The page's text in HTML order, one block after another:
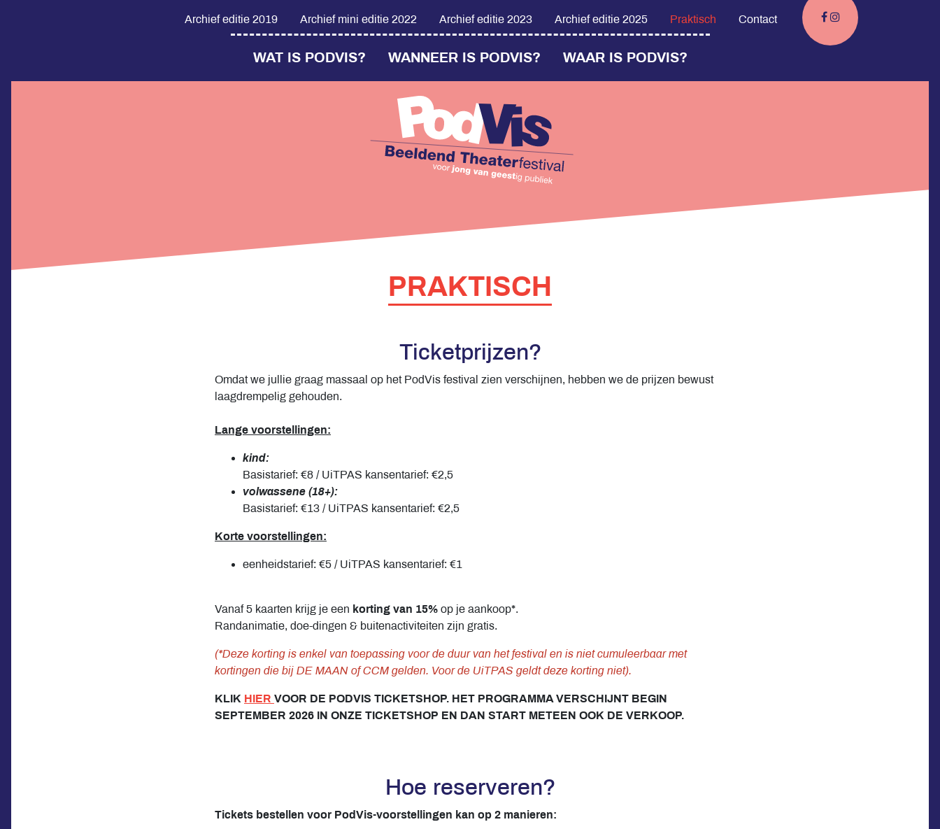
Archief editie 2019 Archief mini editie 2022 Archief editie 2023 Archief editie 2025 Praktisch Contact
WAT IS PODVIS? WANNEER IS PODVIS? WAAR IS PODVIS?
PRAKTISCH
Ticketprijzen?
Omdat we jullie graag massaal op het PodVis festival zien verschijnen, hebben we de prijzen bewust
laagdrempelig gehouden.
Lange voorstellingen:
kind:
Basistarief: €8 / UiTPAS kansentarief: €2,5
volwassene (18+):
Basistarief: €13 / UiTPAS kansentarief: €2,5
Korte voorstellingen:
eenheidstarief: €5 / UiTPAS kansentarief: €1
Vanaf 5 kaarten krijg je een korting van 15% op je aankoop*.
Randanimatie, doe-dingen & buitenactiviteiten zijn gratis.
(*Deze korting is enkel van toepassing voor de duur van het festival en is niet cumuleerbaar met
kortingen die bij DE MAAN of CCM gelden. Voor de UiTPAS geldt deze korting niet).
KLIK HIER VOOR DE PODVIS TICKETSHOP. HET PROGRAMMA VERSCHIJNT BEGIN
SEPTEMBER 2026 IN ONZE TICKETSHOP EN DAN START METEEN OOK DE VERKOOP.
Hoe reserveren?
Tickets bestellen voor PodVis-voorstellingen kan op 2 manieren: